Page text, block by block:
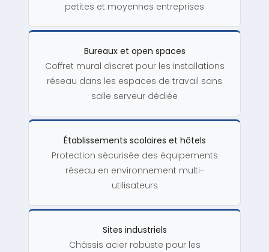
petites et moyennes entreprises
Bureaux et open spaces
Coffret mural discret pour les installations
réseau dans les espaces de travail sans
salle serveur dédiée
Établissements scolaires et hôtels
Protection sécurisée des équipements
réseau en environnement multi-
utilisateurs
Sites industriels
Châssis acier robuste pour les